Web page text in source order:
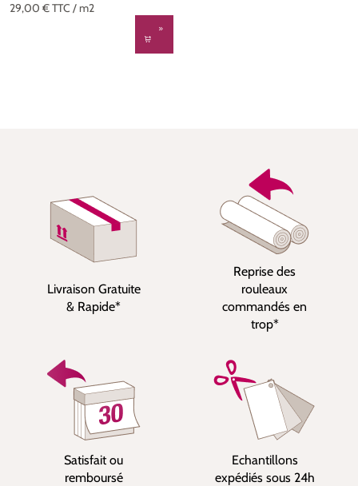
29,00 €TTC / m2
Livraison Gratuite
& Rapide*
Reprise des
rouleaux
commandés en
trop*
Satisfait ou
remboursé
Echantillons
expédiés sous 24h